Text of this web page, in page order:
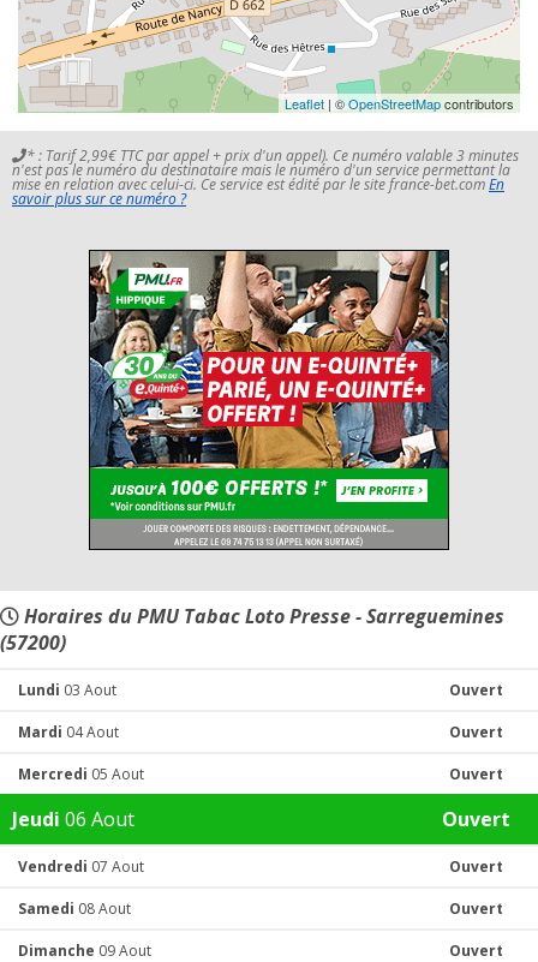
Leaflet | ©OpenStreetMapcontributors
* : Tarif 2,99€ TTC par appel + prix d'un appel). Ce numéro valable 3 minutes
n'est pas le numéro du destinataire mais le numéro d'un service permettant la
mise en relation avec celui-ci. Ce service est édité par le site france-bet.comEn
savoir plus sur ce numéro ?
Horaires du PMU Tabac Loto Presse - Sarreguemines
(57200)
Lundi 03 Aout Ouvert
Mardi 04 Aout Ouvert
Mercredi 05 Aout Ouvert
Jeudi 06 Aout Ouvert
Vendredi 07 Aout Ouvert
Samedi 08 Aout Ouvert
Dimanche 09 Aout Ouvert